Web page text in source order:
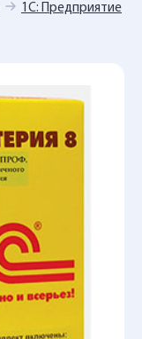
1С: Предприятие